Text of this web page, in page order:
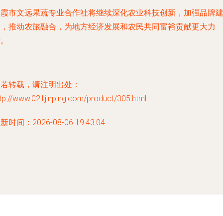
市文远果蔬专业合作社将继续深化农业科技创新，加强品牌建
推动农旅融合，为地方经济发展和农民共同富裕贡献更大力
转载，请注明出处：
www.021jinping.com/product/305.html
时间：2026-08-06 19:43:04